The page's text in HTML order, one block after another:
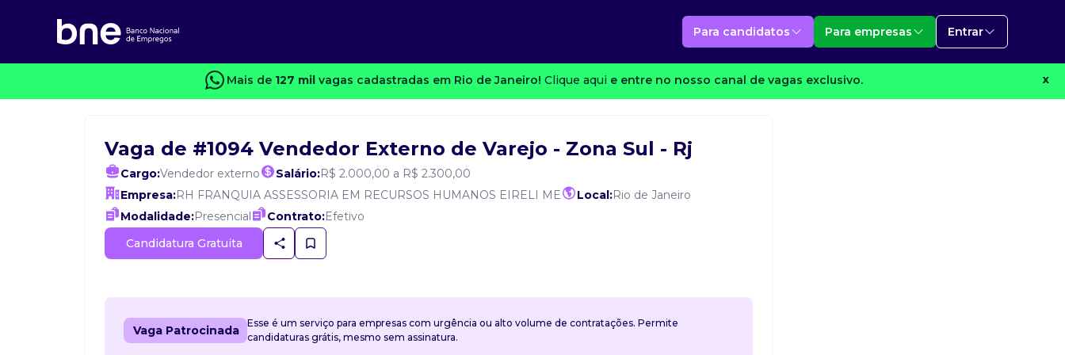
Para candidatos Para empresas Entrar
Mais de 127 milvagas cadastradas em Rio de Janeiro! Clique aqui e entre no nosso canal de vagas exclusivo. X
Vaga de #1094 Vendedor Externo de Varejo - Zona Sul - Rj
Cargo:Vendedor externo Salário:R$ 2.000,00 a R$ 2.300,00
Empresa:RH FRANQUIA ASSESSORIA EM RECURSOS HUMANOS EIRELI ME Local:Rio de Janeiro
Modalidade:Presencial Contrato:Efetivo
Candidatura Gratuita
Vaga Patrocinada
Esse é um serviço para empresas com urgência ou alto volume de contratações. Permite
candidaturas grátis, mesmo sem assinatura.